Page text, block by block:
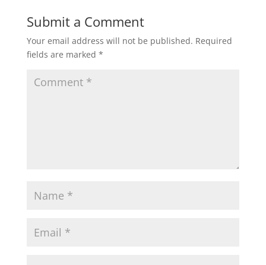
Submit a Comment
Your email address will not be published. Required
fields are marked *